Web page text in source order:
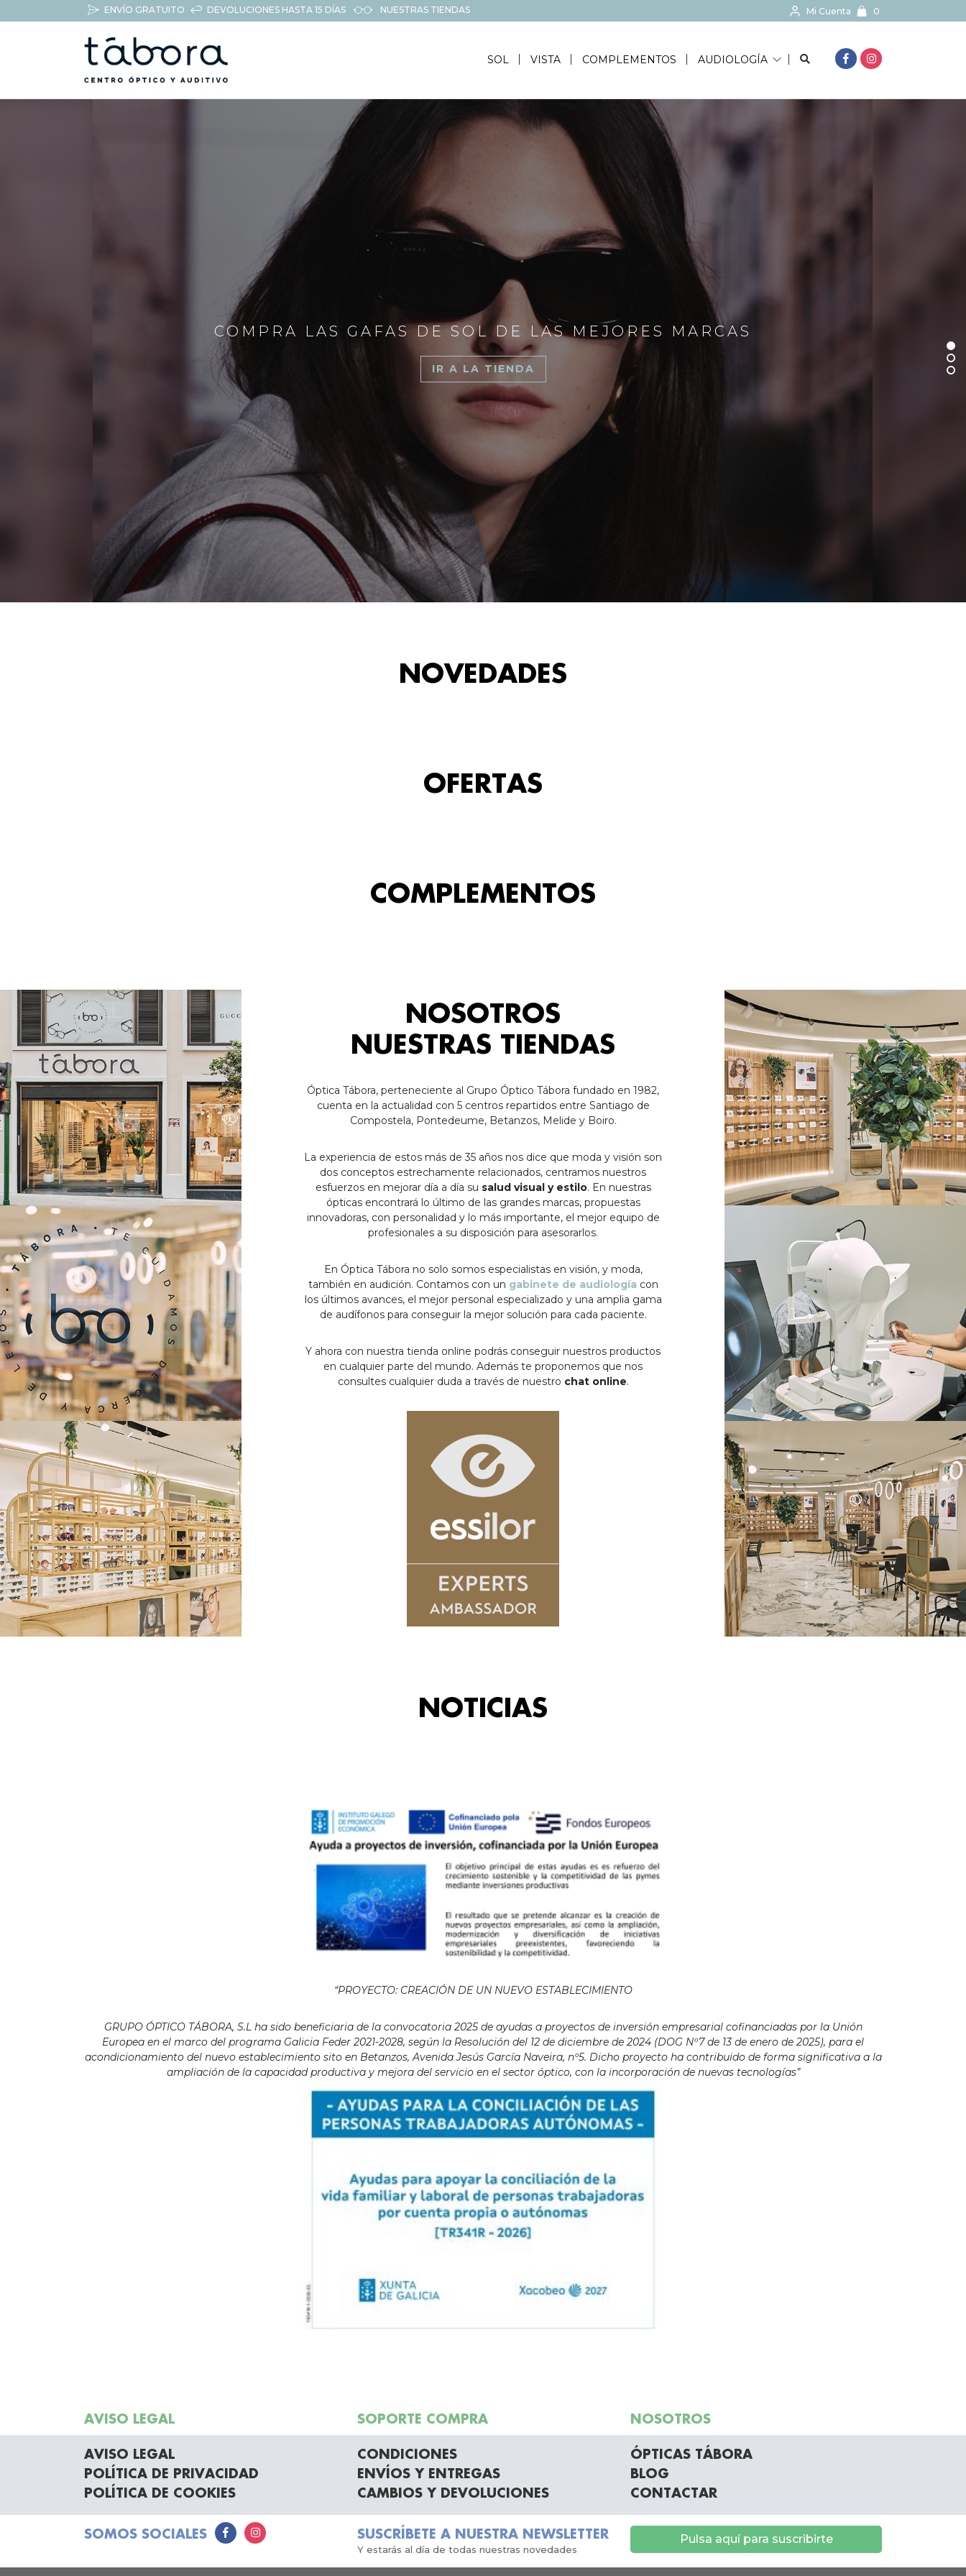
ENVÍO GRATUITO DEVOLUCIONES HASTA 15 DÍAS NUESTRAS TIENDAS Mi Cuenta 0
SOL VISTA COMPLEMENTOS AUDIOLOGÍA BUSCAR...
COMPRA LAS GAFAS DE SOL DE LAS MEJORES MARCAS
IR A LA TIENDA
NOVEDADES
OFERTAS
COMPLEMENTOS
NOSOTROS
NUESTRAS TIENDAS
Óptica Tábora, perteneciente al Grupo Óptico Tábora fundado en 1982,
cuenta en la actualidad con 5 centros repartidos entre Santiago de
Compostela, Pontedeume, Betanzos, Melide y Boiro.
La experiencia de estos más de 35 años nos dice que moda y visión son
dos conceptos estrechamente relacionados, centramos nuestros
esfuerzos en mejorar día a día su salud visual y estilo. En nuestras
ópticas encontrará lo último de las grandes marcas, propuestas
innovadoras, con personalidad y lo más importante, el mejor equipo de
profesionales a su disposición para asesorarlos.
En Óptica Tábora no solo somos especialistas en visión, y moda,
también en audición. Contamos con un gabinete de audiología con
los últimos avances, el mejor personal especializado y una amplia gama
de audífonos para conseguir la mejor solución para cada paciente.
Y ahora con nuestra tienda online podrás conseguir nuestros productos
en cualquier parte del mundo. Además te proponemos que nos
consultes cualquier duda a través de nuestro chat online.
NOTICIAS
“PROYECTO: CREACIÓN DE UN NUEVO ESTABLECIMIENTO
GRUPO ÓPTICO TÁBORA, S.L ha sido beneficiaria de la convocatoria 2025 de ayudas a proyectos de inversión empresarial cofinanciadas por la Unión
Europea en el marco del programa Galicia Feder 2021-2028, según la Resolución del 12 de diciembre de 2024 (DOG Nº7 de 13 de enero de 2025), para el
acondicionamiento del nuevo establecimiento sito en Betanzos, Avenida Jesús García Naveira, nº5. Dicho proyecto ha contribuido de forma significativa a la
ampliación de la capacidad productiva y mejora del servicio en el sector óptico, con la incorporación de nuevas tecnologías”
AVISO LEGAL SOPORTE COMPRA NOSOTROS
AVISO LEGAL
POLÍTICA DE PRIVACIDAD
POLÍTICA DE COOKIES
CONDICIONES
ENVÍOS Y ENTREGAS
CAMBIOS Y DEVOLUCIONES
ÓPTICAS TÁBORA
BLOG
CONTACTAR
SOMOS SOCIALES SUSCRÍBETE A NUESTRA NEWSLETTER
Y estarás al día de todas nuestras novedades
Pulsa aquí para suscribirte